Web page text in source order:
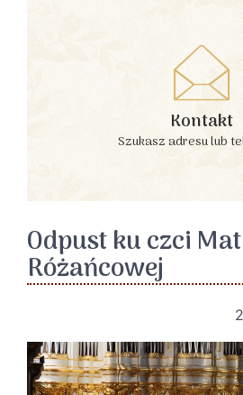
Kontakt
Szukasz adresu lub
Odpust ku czci
Różańcowej